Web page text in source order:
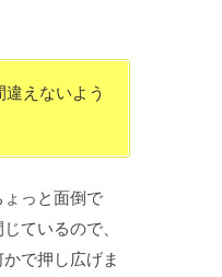
えないよう
っと面倒で
ているので、
で押し広げま